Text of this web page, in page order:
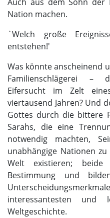
Nation machen.
`Welch große
entstehen!'
Was könnte anscheinend
Familienschlägerei –
Eifersucht im Zelt
viertausend Jahren? Und
Gottes durch die bittere
Sarahs, die eine
notwendig machten,
unabhängige Nationen
Welt existieren;
Bestimmung und
interessantesten und
Weltgeschichte.